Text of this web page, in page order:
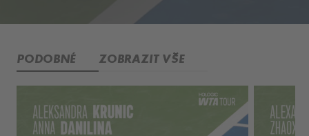
PODOBNÉ ZOBRAZIT VŠE